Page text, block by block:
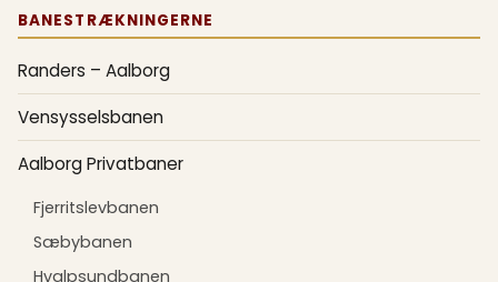
BANESTRÆKNINGERNE
Randers – Aalborg
Vensysselsbanen
Aalborg Privatbaner
Fjerritslevbanen
Sæbybanen
Hvalpsundbanen